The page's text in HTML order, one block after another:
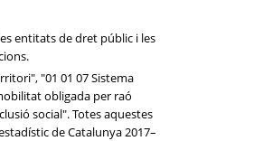
entitats de dret públic i les
"01 01 07 Sistema
obligada per raó
social". Totes aquestes
de Catalunya 2017–